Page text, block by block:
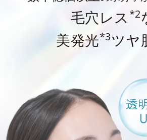
毛穴レス *2
美発光*3ツヤ